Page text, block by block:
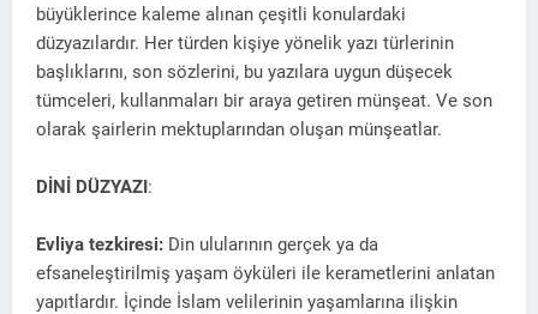
büyüklerince kaleme alınan çeşitli konulardaki
düzyazılardır. Her türden kişiye yönelik yazı türlerinin
başlıklarını, son sözlerini, bu yazılara uygun düşecek
tümceleri, kullanmaları bir araya getiren münşeat. Ve son
olarak şairlerin mektuplarından oluşan münşeatlar.
DİNİ DÜZYAZI:
Evliya tezkiresi: Din ulularının gerçek ya da
efsaneleştirilmiş yaşam öyküleri ile kerametlerini anlatan
yapıtlardır. İçinde İslam velilerinin yaşamlarına ilişkin